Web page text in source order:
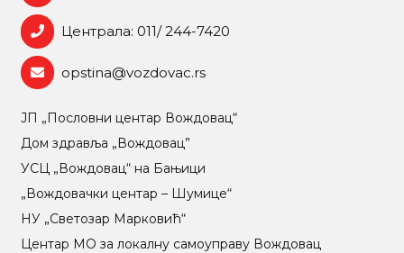
Централа: 011/ 244-7420
opstina@vozdovac.rs
ЈП „Пословни центар Вождовац“
Дом здравља „Вождовац”
УСЦ „Вождовац“ на Бањици
„Вождовачки центар – Шумице“
НУ „Светозар Марковић“
Центар МO за локалну самоуправу Вождовац